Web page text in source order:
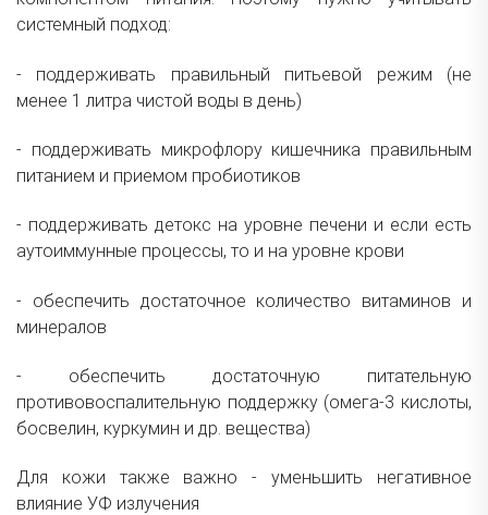
системный подход:
- поддерживать правильный питьевой режим (не
менее 1 литра чистой воды в день)
- поддерживать микрофлору кишечника правильным
питанием и приемом пробиотиков
- поддерживать детокс на уровне печени и если есть
аутоиммунные процессы, то и на уровне крови
- обеспечить достаточное количество витаминов и
минералов
- обеспечить достаточную питательную
противовоспалительную поддержку (омега-3 кислоты,
босвелин, куркумин и др. вещества)
Для кожи также важно - уменьшить негативное
влияние УФ излучения